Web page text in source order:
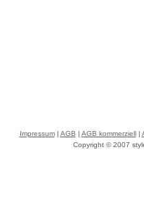
Impressum| AGB | AGB kommerziell|
Copyright © 2007